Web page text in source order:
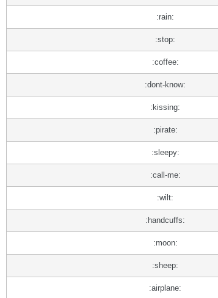
:rain:
:stop:
:coffee:
:dont-know:
:kissing:
:pirate:
:sleepy:
:call-me:
:wilt:
:handcuffs:
:moon:
:sheep:
:airplane: